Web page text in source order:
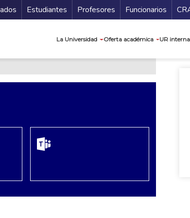
Estudiantes Profesores Funcionarios
La Universidad Oferta académica UR